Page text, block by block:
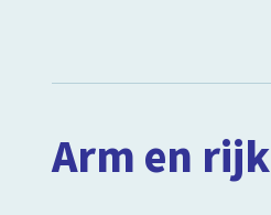
Arm en rijk